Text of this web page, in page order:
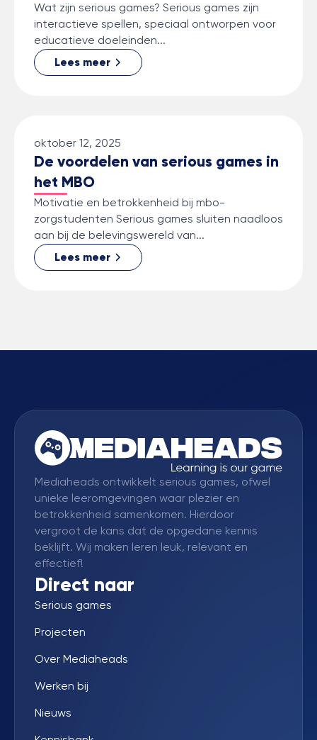
Wat zijn serious games? Serious games zijn
interactieve spellen, speciaal ontworpen voor
educatieve doeleinden...
Lees meer
oktober 12, 2025
De voordelen van serious games in
het MBO
Motivatie en betrokkenheid bij mbo-
zorgstudenten Serious games sluiten naadloos
aan bij de belevingswereld van...
Lees meer
Mediaheads ontwikkelt serious games, ofwel
unieke leeromgevingen waar plezier en
betrokkenheid samenkomen. Hierdoor
vergroot de kans dat de opgedane kennis
beklijft. Wij maken leren leuk, relevant en
effectief!
Direct naar
Serious games
Projecten
Over Mediaheads
Werken bij
Nieuws